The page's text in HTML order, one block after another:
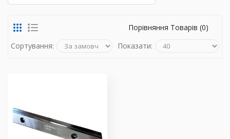
Порівняння Товарів (0)
Сортування:
Показати: